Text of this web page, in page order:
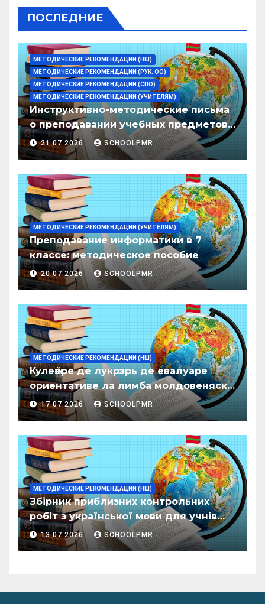
ПОСЛЕДНИЕ
МЕТОДИЧЕСКИЕ РЕКОМЕНДАЦИИ (НШ)
МЕТОДИЧЕСКИЕ РЕКОМЕНДАЦИИ (РУК. ОО)
МЕТОДИЧЕСКИЕ РЕКОМЕНДАЦИИ (СПО)
МЕТОДИЧЕСКИЕ РЕКОМЕНДАЦИИ (УЧИТЕЛЯМ)
Инструктивно-методические письма
о преподавании учебных предметов/
дисциплин в организациях
образования ПМР на 2026/27 уч. год
21.07.2026 SCHOOLPMR
МЕТОДИЧЕСКИЕ РЕКОМЕНДАЦИИ (УЧИТЕЛЯМ)
Преподавание информатики в 7
классе: методическое пособие
20.07.2026 SCHOOLPMR
МЕТОДИЧЕСКИЕ РЕКОМЕНДАЦИИ (НШ)
Кулеӂере де лукрэрь де евалуаре
ориентативе ла лимба молдовеняскэ
пентру елевий класелор примаре але
организациилор де ынвэцэмынт
17.07.2026 SCHOOLPMR
МЕТОДИЧЕСКИЕ РЕКОМЕНДАЦИИ (НШ)
Збірник приблизних контрольних
робіт з української мови для учнів
початкових класів організацій
загальної освіти
13.07.2026 SCHOOLPMR